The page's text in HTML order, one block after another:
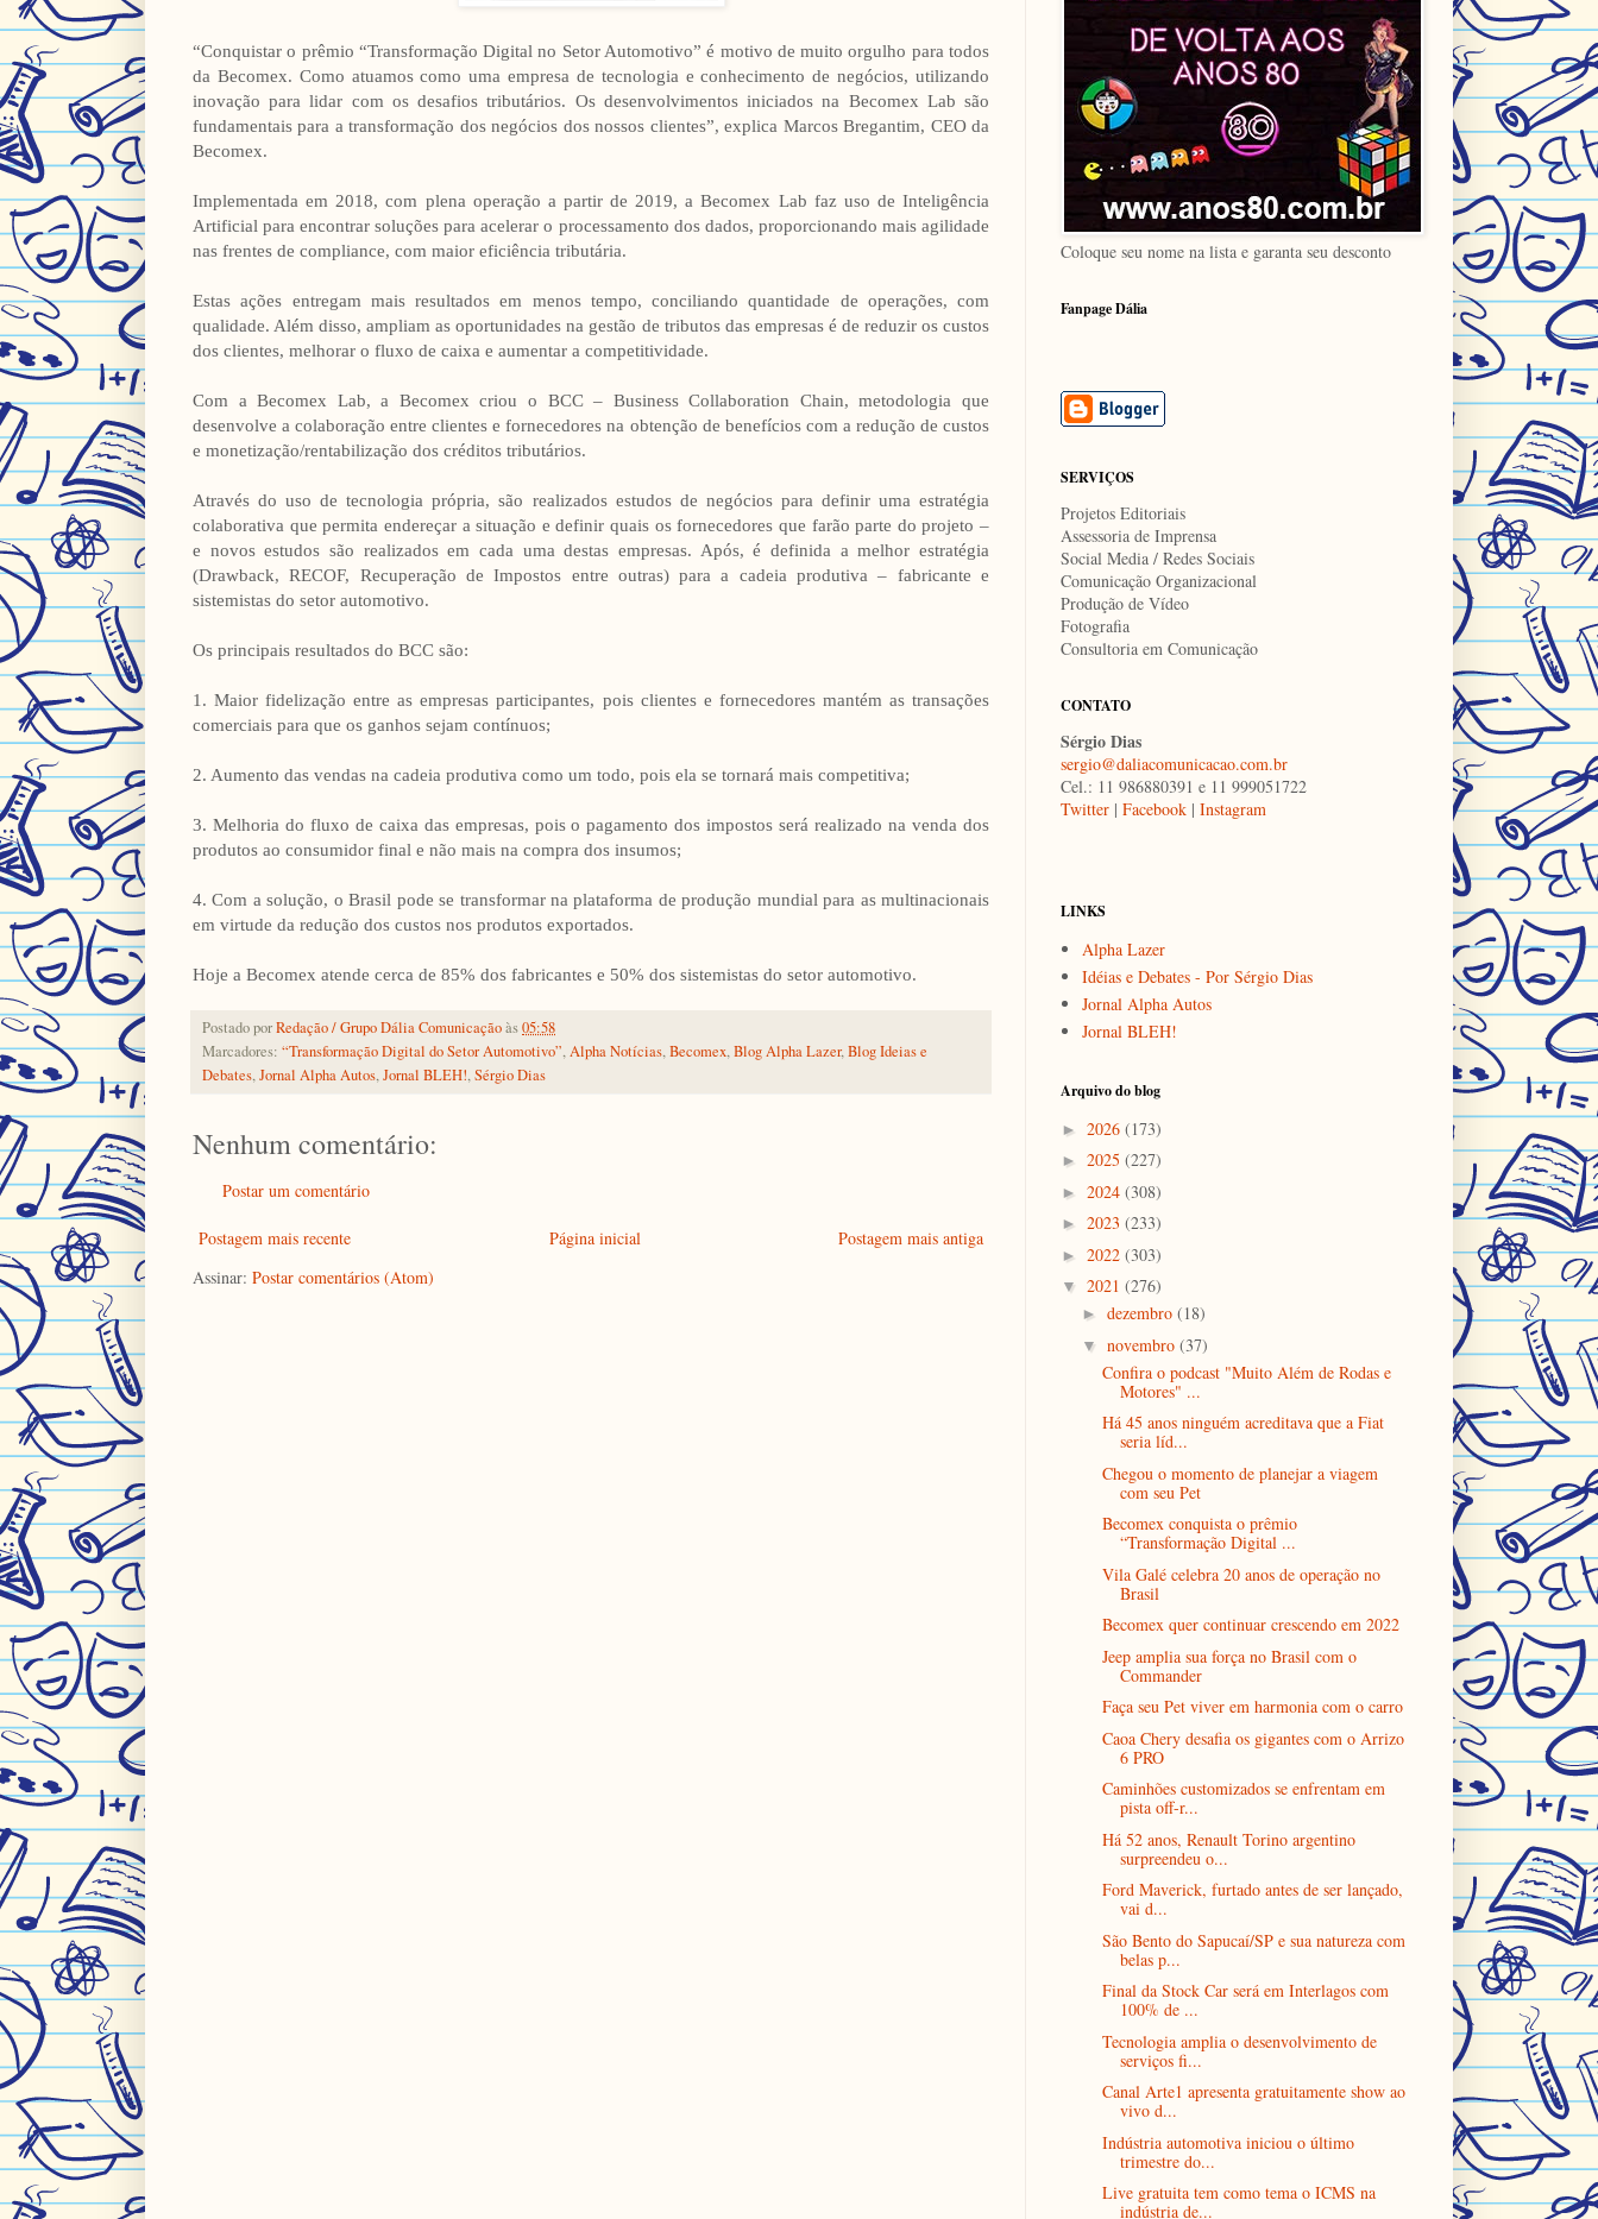
“Conquistar o prêmio “Transformação Digital no Setor Automotivo” é motivo de muito orgulho para todos
da Becomex. Como atuamos como uma empresa de tecnologia e conhecimento de negócios, utilizando
inovação para lidar com os desafios tributários. Os desenvolvimentos iniciados na Becomex Lab são
fundamentais para a transformação dos negócios dos nossos clientes”, explica Marcos Bregantim, CEO da
Becomex.
Implementada em 2018, com plena operação a partir de 2019, a Becomex Lab faz uso de Inteligência
Artificial para encontrar soluções para acelerar o processamento dos dados, proporcionando mais agilidade
nas frentes de compliance, com maior eficiência tributária.
Estas ações entregam mais resultados em menos tempo, conciliando quantidade de operações, com
qualidade. Além disso, ampliam as oportunidades na gestão de tributos das empresas é de reduzir os custos
dos clientes, melhorar o fluxo de caixa e aumentar a competitividade.
Com a Becomex Lab, a Becomex criou o BCC – Business Collaboration Chain, metodologia que
desenvolve a colaboração entre clientes e fornecedores na obtenção de benefícios com a redução de custos
e monetização/rentabilização dos créditos tributários.
Através do uso de tecnologia própria, são realizados estudos de negócios para definir uma estratégia
colaborativa que permita endereçar a situação e definir quais os fornecedores que farão parte do projeto –
e novos estudos são realizados em cada uma destas empresas. Após, é definida a melhor estratégia
(Drawback, RECOF, Recuperação de Impostos entre outras) para a cadeia produtiva – fabricante e
sistemistas do setor automotivo.
Os principais resultados do BCC são:
1. Maior fidelização entre as empresas participantes, pois clientes e fornecedores mantém as transações
comerciais para que os ganhos sejam contínuos;
2. Aumento das vendas na cadeia produtiva como um todo, pois ela se tornará mais competitiva;
3. Melhoria do fluxo de caixa das empresas, pois o pagamento dos impostos será realizado na venda dos
produtos ao consumidor final e não mais na compra dos insumos;
4. Com a solução, o Brasil pode se transformar na plataforma de produção mundial para as multinacionais
em virtude da redução dos custos nos produtos exportados.
Hoje a Becomex atende cerca de 85% dos fabricantes e 50% dos sistemistas do setor automotivo.
Postado porRedação / Grupo Dália Comunicaçãoàs05:58
Marcadores: “Transformação Digital do Setor Automotivo”,Alpha Notícias,Becomex,Blog Alpha Lazer,Blog Ideias e
Debates,Jornal Alpha Autos,Jornal BLEH!,Sérgio Dias
Nenhum comentário:
Postar um comentário
Postagem mais recente Postagem mais antiga
Página inicial
Assinar: Postar comentários (Atom)
Coloque seu nome na lista e garanta seu desconto
Fanpage Dália
SERVIÇOS
Projetos Editoriais
Assessoria de Imprensa
Social Media / Redes Sociais
Comunicação Organizacional
Produção de Vídeo
Fotografia
Consultoria em Comunicação
CONTATO
Sérgio Dias
sergio@daliacomunicacao.com.br
Cel.: 11 986880391 e 11 999051722
Twitter | Facebook | Instagram
LINKS
Alpha Lazer
Idéias e Debates - Por Sérgio Dias
Jornal Alpha Autos
Jornal BLEH!
Arquivo do blog
► 2026 (173)
► 2025 (227)
► 2024 (308)
► 2023 (233)
► 2022 (303)
▼ 2021 (276)
► dezembro (18)
▼ novembro (37)
Confira o podcast "Muito Além de Rodas e
Motores" ...
Há 45 anos ninguém acreditava que a Fiat
seria líd...
Chegou o momento de planejar a viagem
com seu Pet
Becomex conquista o prêmio
“Transformação Digital ...
Vila Galé celebra 20 anos de operação no
Brasil
Becomex quer continuar crescendo em 2022
Jeep amplia sua força no Brasil com o
Commander
Faça seu Pet viver em harmonia com o carro
Caoa Chery desafia os gigantes com o Arrizo
6 PRO
Caminhões customizados se enfrentam em
pista off-r...
Há 52 anos, Renault Torino argentino
surpreendeu o...
Ford Maverick, furtado antes de ser lançado,
vai d...
São Bento do Sapucaí/SP e sua natureza com
belas p...
Final da Stock Car será em Interlagos com
100% de ...
Tecnologia amplia o desenvolvimento de
serviços fi...
Canal Arte1 apresenta gratuitamente show ao
vivo d...
Indústria automotiva iniciou o último
trimestre do...
Live gratuita tem como tema o ICMS na
indústria de...